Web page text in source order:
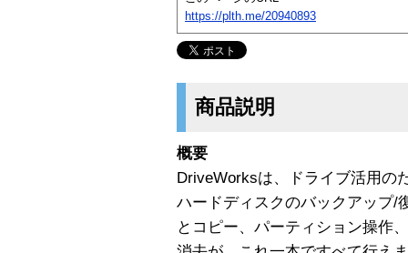
https://plth.me/20940893
商品説明
概要
DriveWorksは、ドライブ活用の
ハードディスクのバックアップ/
とコピー、パーティション操作